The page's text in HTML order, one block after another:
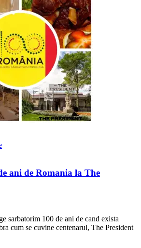
ani de Romania la The
sarbatorim 100 de ani de cand exista
cum se cuvine centenarul, The President